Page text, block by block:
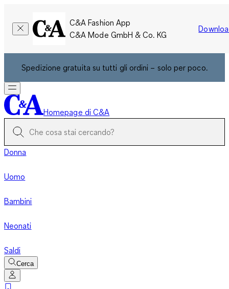
C&A Fashion App
C&A Mode GmbH & Co. KG
Spedizione gratuita su tutti gli ordini – solo per poco.
Homepage di C&A
Donna
Uomo
Bambini
Neonati
Saldi
Cerca